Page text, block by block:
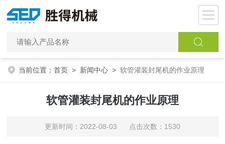
当前位置：首页 > 新闻中心 >软管灌装封尾机的作业原理
软管灌装封尾机的作业原理
更新时间：2022-08-03 点击次数：1530